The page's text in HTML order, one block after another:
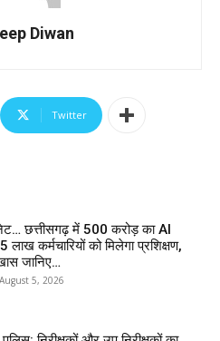
Diwan
Twitter
छत्तीसगढ़ में 500 करोड़ का AI
लाख कर्मचारियों को मिलेगा प्रशिक्षण,
जानिए…
August 5, 2026